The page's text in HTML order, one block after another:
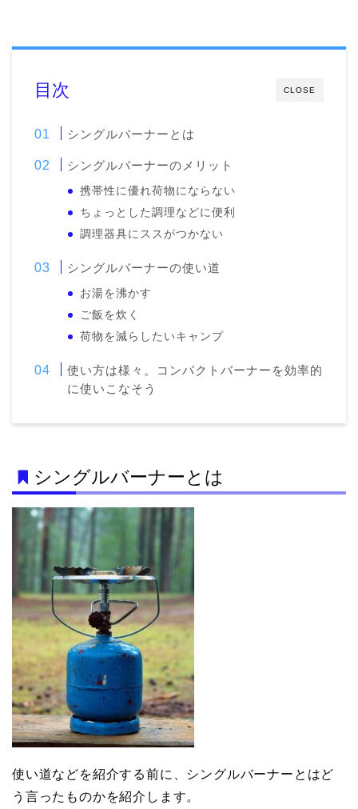
CLOSE
目次
シングルバーナーとは
シングルバーナーのメリット
携帯性に優れ荷物にならない
ちょっとした調理などに便利
調理器具にススがつかない
シングルバーナーの使い道
お湯を沸かす
ご飯を炊く
荷物を減らしたいキャンプ
使い方は様々。コンパクトバーナーを効率的
に使いこなそう
シングルバーナーとは
使い道などを紹介する前に、シングルバーナーとはど
う言ったものかを紹介します。